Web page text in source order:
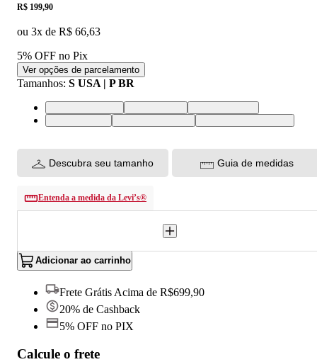
Price:
R$ 199,90
ou 3x de R$ 66,63
5% OFF no Pix
Ver opções de parcelamento
Tamanhos: S USA | P BR
XS USA | PP BRS USA | P BRM USA | M BR
L USA | G BRXL USA | GG BRXXL USA | EGG BR
Descubra seu tamanho Guia de medidas
Entenda a medida da Levi’s®
Adicionar ao carrinho
Frete Grátis Acima de R$699,90
20% de Cashback
5% OFF no PIX
Calcule o frete